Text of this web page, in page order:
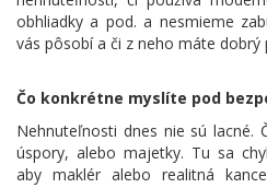
obhliadky a pod. a nesmieme
vás pôsobí a či z neho máte dobrý
Čo konkrétne myslíte pod
Nehnuteľnosti dnes nie sú lacné.
úspory, alebo majetky. Tu sa
aby maklér alebo realitná